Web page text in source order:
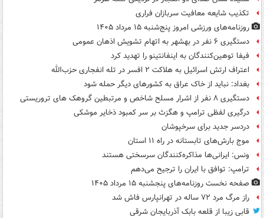
تکذیب شایعه معافیت سربازان فراری
روزنامه‌های ورزشی امروز پنج‌شنبه ۱۵ مرداد ۱۴۰۵
دستگیری ۶ نفر در بهشهر به اتهام تشویش اذهان عمومی
فیفا توهین‌کنندگان به اینفانتینو را تهدید کرد
اعتراف ارتش اسرائیل به هلاکت ۲ افسر در تله انفجاری حزب‌الله
بغداد: نباید از خاک عراق به کشورهای دیگر حمله شود
دستگیری ۸ نفر از اشرار مسلح شاخص و مرتبطین گروهک های تروریستی
درگیری لفظی ترامپ و هگزث بر سر کمبود ذخایر موشکی
دردسر جدید برای سرخپوشان
موج بارش‌های تابستانه در راه ۱۱ استان
ونس: ایرانی‌ها مذاکره‌کنندگان سرسختی هستند
ترامپ: توافق با ایران را ترجیح می‌دهم
صفحه نخست روزنامه‌های پنجشنبه ۱۵ مرداد ۱۴۰۵
راز مرگ مرد ۷۲ ساله در تهرانپارس فاش شد
قابی زیبا از قلعه بابک آذربایجان شرقی